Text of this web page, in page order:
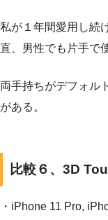
私が１年間愛用し続
直、男性でも片手で
両手持ちがデフォル
がある。
比較６、3D
・iPhone 11 Pro,